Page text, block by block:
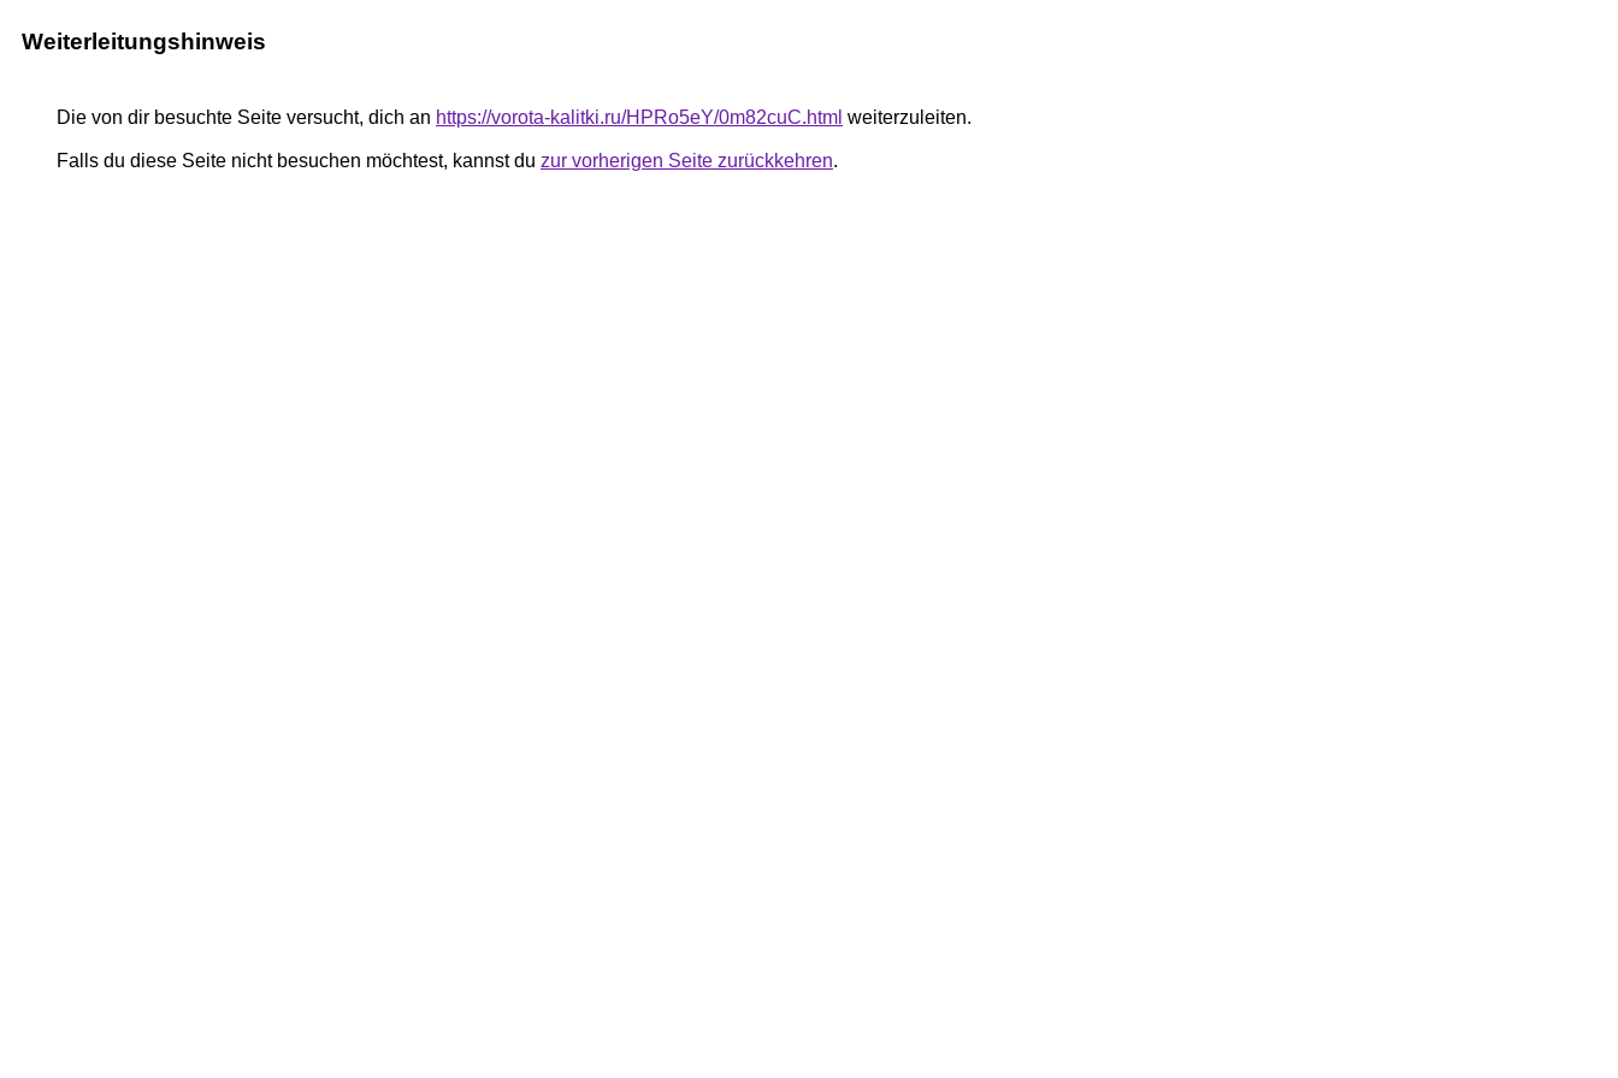
Weiterleitungshinweis
Die von dir besuchte Seite versucht, dich an https://vorota-kalitki.ru/HPRo5eY/0m82cuC.html weiterzuleiten.
Falls du diese Seite nicht besuchen möchtest, kannst du zur vorherigen Seite zurückkehren.